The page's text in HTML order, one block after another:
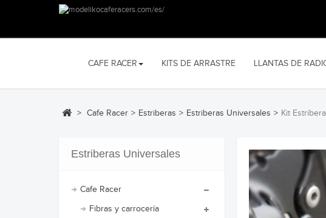
CAFE RACER KITS DE ARRASTRE LLANTAS DE
> Cafe Racer > Estriberas > Estriberas Universales > Kit
Estriberas Universales
Cafe Racer
Fibras y carrocería